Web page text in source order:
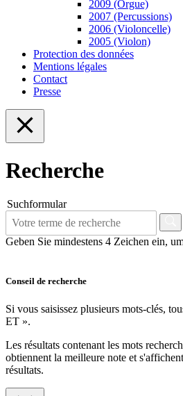
2009 (Orgue)
2007 (Percussions)
2006 (Violoncelle)
2005 (Violon)
Protection des données
Mentions légales
Contact
Presse
Recherche
Suchformular
Geben Sie mindestens 4 Zeichen ein,
Conseil de recherche
Si vous saisissez plusieurs mots-clés,
ET ».
Les résultats contenant les mots
obtiennent la meilleure note et
résultats.